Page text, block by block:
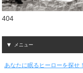
404
メニュー
あなたに眠るヒーローを探せ